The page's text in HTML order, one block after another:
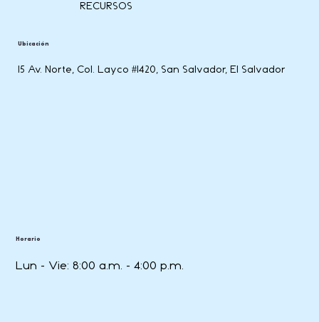
RECURSOS
Horario
Lun - Vie: 8:00 a.m. - 4:00 p.m.
Ubicación
15 Av. Norte, Col. Layco #1420, San Salvador, El Salvador